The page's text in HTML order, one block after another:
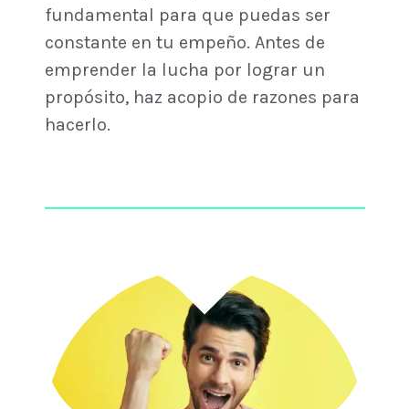
fundamental para que puedas ser
constante en tu empeño. Antes de
emprender la lucha por lograr un
propósito, haz acopio de razones para
hacerlo.